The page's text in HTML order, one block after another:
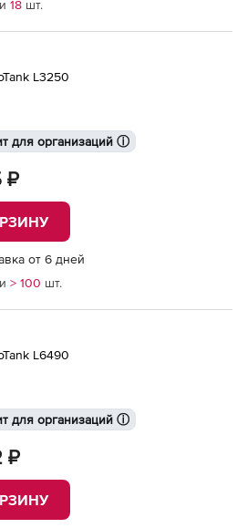
18 шт.
L3250
для организаций ⓘ
₽
от 6 дней
> 100 шт.
L6490
для организаций ⓘ
₽